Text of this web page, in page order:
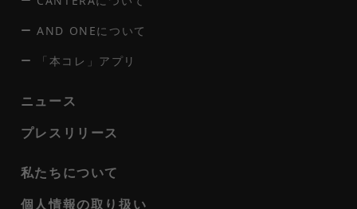
AND ONEについて
「本コレ」アプリ
ニュース
プレスリリース
私たちについて
個人情報の取り扱い